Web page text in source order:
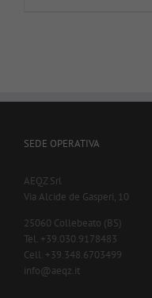
SEDE OPERATIVA
AEQZ Srl
Via Alcide de Gasperi, 10
25060 Collebeato (BS)
Tel. +39.030.9178483
Cell. +39.348.6703499
info@aeqz.it